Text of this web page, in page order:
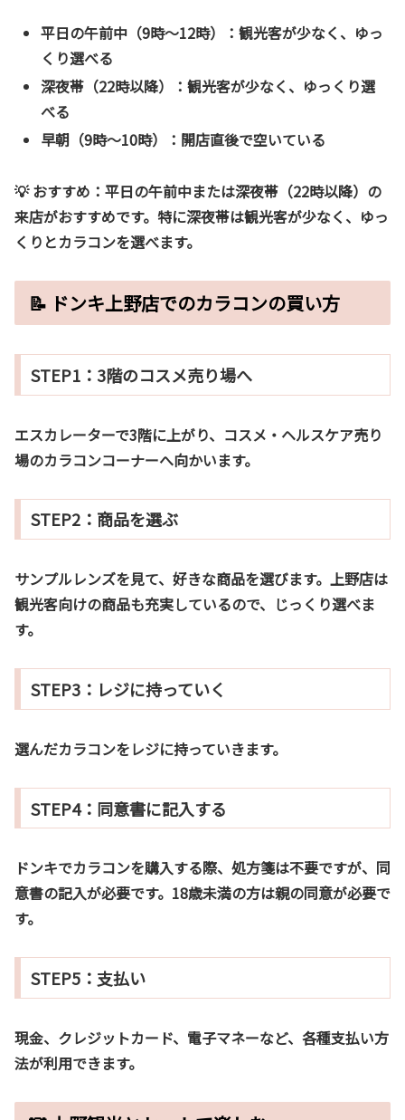
平日の午前中（9時〜12時）
：観光客が少なく、ゆっ
くり選べる
深夜帯（22時以降）
：観光客が少なく、ゆっくり選
べる
早朝（9時〜10時）
：開店直後で空いている
💡 おすすめ： 平日の午前中または深夜帯（22時以降）の
来店がおすすめです。特に深夜帯は観光客が少なく、ゆっ
くりとカラコンを選べます。
📝 ドンキ上野店でのカラコンの買い方
STEP1：3階のコスメ売り場へ
エスカレーターで3階に上がり、コスメ・ヘルスケア売り
場のカラコンコーナーへ向かいます。
STEP2：商品を選ぶ
サンプルレンズを見て、好きな商品を選びます。上野店は
観光客向けの商品も充実しているので、じっくり選べま
す。
STEP3：レジに持っていく
選んだカラコンをレジに持っていきます。
STEP4：同意書に記入する
ドンキでカラコンを購入する際、 処方箋は不要ですが、 同
意書の記入が必要です。18歳未満の方は親の同意が必要で
す。
STEP5：支払い
現金、クレジットカード、電子マネーなど、各種支払い方
法が利用できます。